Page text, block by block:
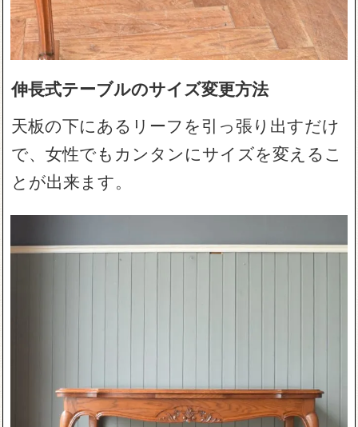
伸長式テーブルのサイズ変更方法
天板の下にあるリーフを引っ張り出すだけ
で、女性でもカンタンにサイズを変えるこ
とが出来ます。